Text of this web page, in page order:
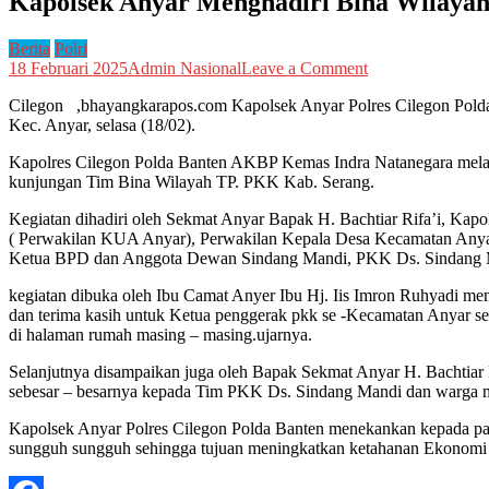
Berita Polri
18 Februari 2025Admin NasionalLeave a Commenton
Anyar
Wilayah
TP.
Kab.
Serang
Cilegon ,bhayangkarapos.com Kapolsek Anyar Polres Cilegon
Kec. Anyar, selasa (18/02).
Kapolres Cilegon Polda Banten AKBP Kemas Indra Natanegara
kunjungan Tim Bina Wilayah TP. PKK Kab. Serang.
Kegiatan dihadiri oleh Sekmat Anyar Bapak H. Bachtiar Rifa’i,
( Perwakilan KUA Anyar), Perwakilan Kepala Desa Kecamatan
Ketua BPD dan Anggota Dewan Sindang Mandi, PKK Ds. Sindang
kegiatan dibuka oleh Ibu Camat Anyer Ibu Hj. Iis Imron Ruhyadi
dan terima kasih untuk Ketua penggerak pkk se -Kecamatan Anyar
di halaman rumah masing – masing.ujarnya.
Selanjutnya disampaikan juga oleh Bapak Sekmat Anyar H.
sebesar – besarnya kepada Tim PKK Ds. Sindang Mandi dan
Kapolsek Anyar Polres Cilegon Polda Banten menekankan kepada
sungguh sungguh sehingga tujuan meningkatkan ketahanan